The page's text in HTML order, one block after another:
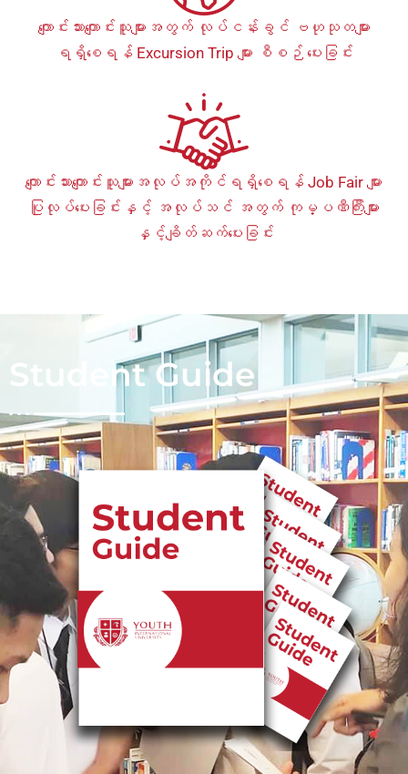
ကျောင်းသားကျောင်းသူများအတွက် လုပ်ငန်းခွင် ဗဟုသုတများ
ရရှိစေရန် Excursion Trip များ စီစဉ် ပေးခြင်း
ကျောင်းသားကျောင်းသူများအလုပ်အကိုင်ရရှိစေရန် Job Fair များ
ပြုလုပ်ပေးခြင်းနှင့် အလုပ်သင် အတွက် ကုမ္ပဏီကြီးများ
နှင့်ချိတ်ဆက်ပေးခြင်း
Student Guide